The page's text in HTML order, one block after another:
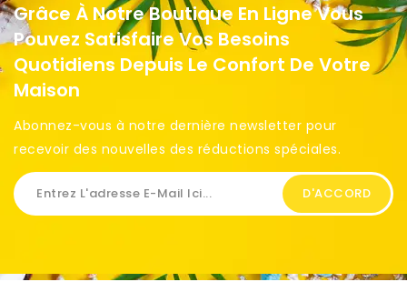
Grâce À Notre Boutique En Ligne Vous
Pouvez Satisfaire Vos Besoins
Quotidiens Depuis Le Confort De Votre
Maison
Abonnez-vous à notre dernière newsletter pour
recevoir des nouvelles des réductions spéciales. ​